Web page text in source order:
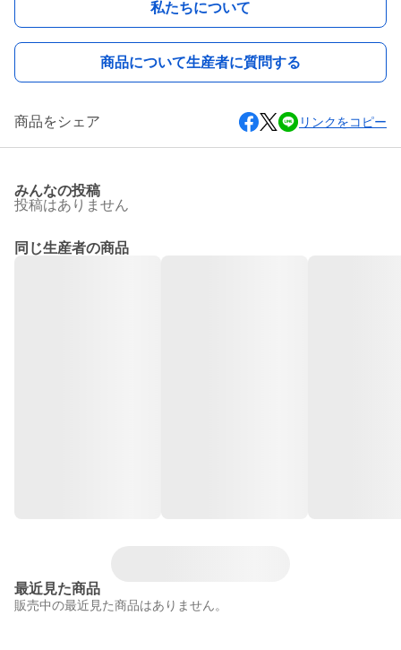
私たちについて
商品について生産者に質問する
商品をシェア リンクをコピー
みんなの投稿
投稿はありません
同じ生産者の商品
最近見た商品
販売中の最近見た商品はありません。